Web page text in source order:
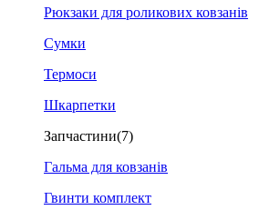
Рюкзаки для роликових ковзанів
Сумки
Термоси
Шкарпетки
Запчастини(7)
Гальма для ковзанів
Гвинти комплект